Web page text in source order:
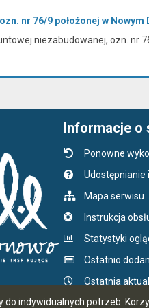
indywidualnych potrzeb.
nr 76/9 położonej w Nowym
niezabudowanej, ozn. nr
Informacje o
Ponowne
Mapa serwisu
Instrukcja
Statystyki
Ostatnio
Ostatnia